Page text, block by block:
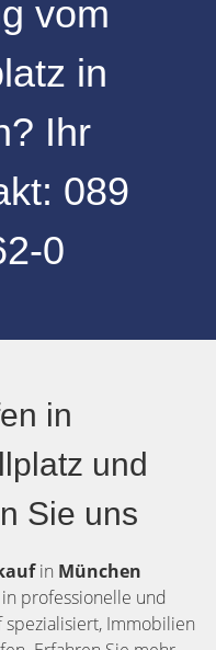
vom
in
? Ihr
089
0
in
und
Sie uns
in München
in professionelle und
Immobilien